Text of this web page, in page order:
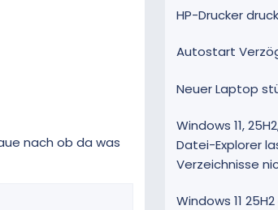
nach ob da was
HP-Drucker
Autostart
Neuer Laptop
Windows 11,
Datei-Explorer
Verzeichnisse
Windows 11